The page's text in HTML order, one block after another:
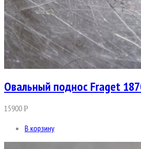
Овальный поднос Fraget
15900Р
В корзину